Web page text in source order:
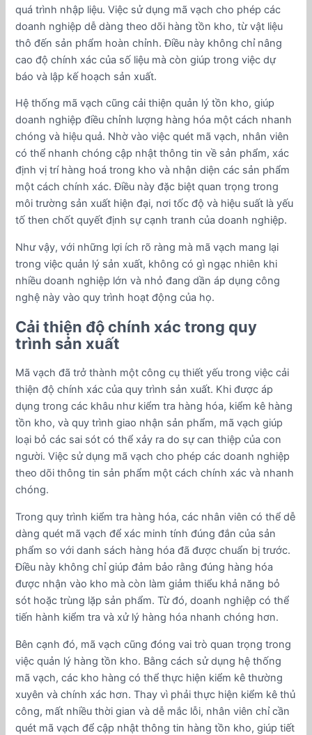
quá trình nhập liệu. Việc sử dụng mã vạch cho phép các
doanh nghiệp dễ dàng theo dõi hàng tồn kho, từ vật liệu
thô đến sản phẩm hoàn chỉnh. Điều này không chỉ nâng
cao độ chính xác của số liệu mà còn giúp trong việc dự
báo và lập kế hoạch sản xuất.
Hệ thống mã vạch cũng cải thiện quản lý tồn kho, giúp
doanh nghiệp điều chỉnh lượng hàng hóa một cách nhanh
chóng và hiệu quả. Nhờ vào việc quét mã vạch, nhân viên
có thể nhanh chóng cập nhật thông tin về sản phẩm, xác
định vị trí hàng hoá trong kho và nhận diện các sản phẩm
một cách chính xác. Điều này đặc biệt quan trọng trong
môi trường sản xuất hiện đại, nơi tốc độ và hiệu suất là yếu
tố then chốt quyết định sự cạnh tranh của doanh nghiệp.
Như vậy, với những lợi ích rõ ràng mà mã vạch mang lại
trong việc quản lý sản xuất, không có gì ngạc nhiên khi
nhiều doanh nghiệp lớn và nhỏ đang dần áp dụng công
nghệ này vào quy trình hoạt động của họ.
Cải thiện độ chính xác trong quy
trình sản xuất
Mã vạch đã trở thành một công cụ thiết yếu trong việc cải
thiện độ chính xác của quy trình sản xuất. Khi được áp
dụng trong các khâu như kiểm tra hàng hóa, kiểm kê hàng
tồn kho, và quy trình giao nhận sản phẩm, mã vạch giúp
loại bỏ các sai sót có thể xảy ra do sự can thiệp của con
người. Việc sử dụng mã vạch cho phép các doanh nghiệp
theo dõi thông tin sản phẩm một cách chính xác và nhanh
chóng.
Trong quy trình kiểm tra hàng hóa, các nhân viên có thể dễ
dàng quét mã vạch để xác minh tính đúng đắn của sản
phẩm so với danh sách hàng hóa đã được chuẩn bị trước.
Điều này không chỉ giúp đảm bảo rằng đúng hàng hóa
được nhận vào kho mà còn làm giảm thiểu khả năng bỏ
sót hoặc trùng lặp sản phẩm. Từ đó, doanh nghiệp có thể
tiến hành kiểm tra và xử lý hàng hóa nhanh chóng hơn.
Bên cạnh đó, mã vạch cũng đóng vai trò quan trọng trong
việc quản lý hàng tồn kho. Bằng cách sử dụng hệ thống
mã vạch, các kho hàng có thể thực hiện kiểm kê thường
xuyên và chính xác hơn. Thay vì phải thực hiện kiểm kê thủ
công, mất nhiều thời gian và dễ mắc lỗi, nhân viên chỉ cần
quét mã vạch để cập nhật thông tin hàng tồn kho, giúp tiết